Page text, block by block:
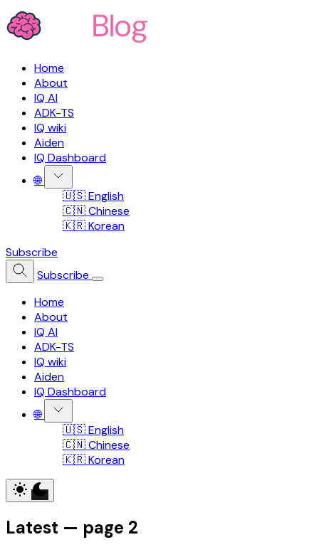
Home
About
IQ AI
ADK-TS
IQ wiki
Aiden
IQ Dashboard
🌐
🇺🇸 English
🇨🇳 Chinese
🇰🇷 Korean
Subscribe
Subscribe
Home
About
IQ AI
ADK-TS
IQ wiki
Aiden
IQ Dashboard
🌐
🇺🇸 English
🇨🇳 Chinese
🇰🇷 Korean
Latest — page 2